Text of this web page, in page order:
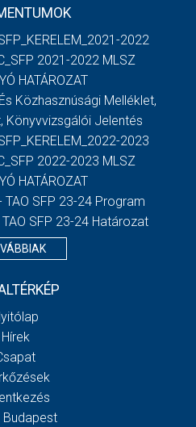
2022
2021-2022 MLSZ
HATÁROZAT
Közhasznúsági Melléklet,
Könyvvizsgálói Jelentés
2023
2022-2023 MLSZ
HATÁROZAT
TAO SFP 23-24 Program
TAO SFP 23-24 Határozat
Hírek
Budapest